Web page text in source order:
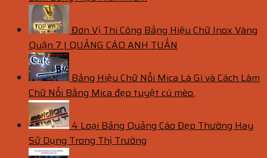
Đơn Vị Thi Công Bảng Hiệu Chữ Inox Vàng
Quận 7 | QUẢNG CÁO ANH TUẤN
Bảng Hiệu Chữ Nổi Mica Là Gì và Cách Làm
Chữ Nổi Bằng Mica đẹp tuyệt cú mèo.
4 Loại Bảng Quảng Cáo Đẹp Thường Hay
Sử Dụng Trong Thị Trường